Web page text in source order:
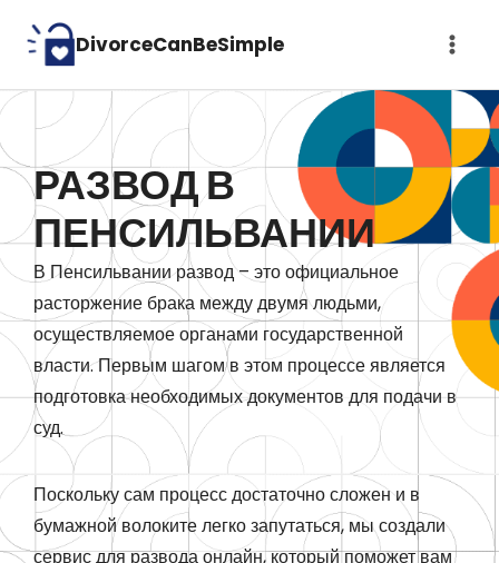
DivorceCanBeSimple
РАЗВОД В
ПЕНСИЛЬВАНИИ
В Пенсильвании развод – это официальное
расторжение брака между двумя людьми,
осуществляемое органами государственной
власти. Первым шагом в этом процессе является
подготовка необходимых документов для подачи в
суд.
Поскольку сам процесс достаточно сложен и в
бумажной волоките легко запутаться, мы создали
сервис для развода онлайн, который поможет вам